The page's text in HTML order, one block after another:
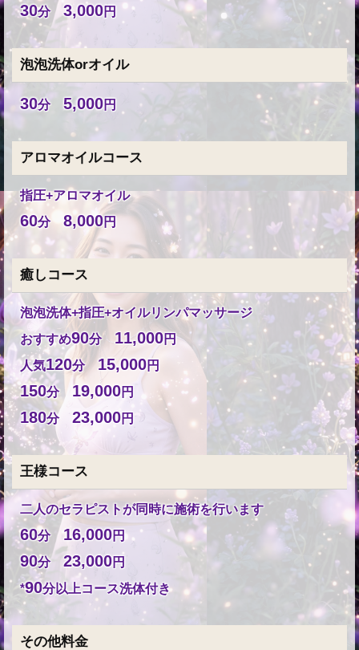
30分 3,000円
泡泡洗体orオイル
30分 5,000円
アロマオイルコース
指圧+アロマオイル
60分 8,000円
癒しコース
泡泡洗体+指圧+オイルリンパマッサージ
おすすめ90分 11,000円
人気120分 15,000円
150分 19,000円
180分 23,000円
王様コース
二人のセラピストが同時に施術を行います
60分16,000円
90分 23,000円
*90分以上コース洗体付き
その他料金